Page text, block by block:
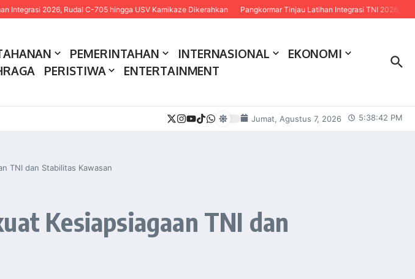
Rudal C-705 hingga USV Kamikaze Dikerahkan Pangkormar Tinjau Latihan Integrasi TNI 2026, Tekankan
PEMERINTAHAN INTERNASIONAL
EKONOMI
PERISTIWA ENTERTAINMENT
Jumat, Agustus 7, 2026 5:38:43 PM
TNI dan Stabilitas Kawasan
Kesiapsiagaan TNI dan